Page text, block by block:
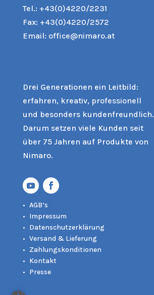
Tel.: +43(0)4220/2231
Fax: +43(0)4220/2572
Email: office@nimaro.at
Drei Generationen ein Leitbild:
erfahren, kreativ, professionell
und besonders kundenfreundlich.
Darum setzen viele Kunden seit
über 75 Jahren auf Produkte von
Nimaro.
AGB’s
Impressum
Datenschutzerklärung
Versand & Lieferung
Zahlungskonditionen
Kontakt
Presse